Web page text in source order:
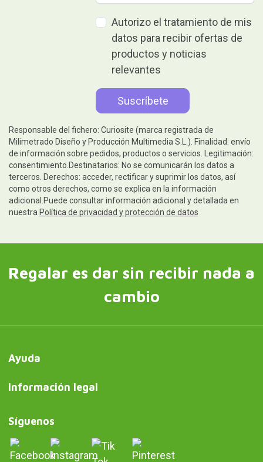
Autorizo el tratamiento de mis
datos para recibir ofertas de
productos y noticias
relevantes
Responsable del fichero: Curiosite (marca registrada de
Milimetrado Diseño y Producción Multimedia S.L.). Finalidad: envío
de información sobre pedidos, productos o servicios. Legitimación:
consentimiento.Destinatarios: No se comunicarán los datos a
terceros. Derechos: acceder, rectificar y suprimir los datos, así
como otros derechos, como se explica en la información
adicional.Puede consultar información adicional y detallada en
nuestra Política de privacidad y protección de datos
Regalar es dar sin recibir nada a
cambio
Ayuda
Información legal
Síguenos